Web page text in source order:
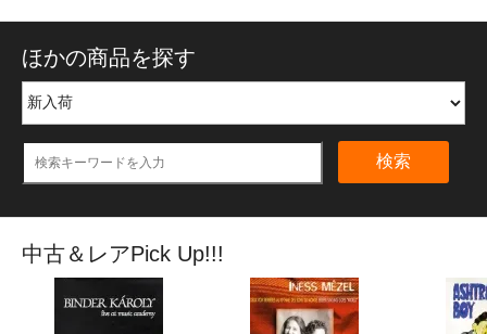
ほかの商品を探す
検索
中古＆レアPick Up!!!